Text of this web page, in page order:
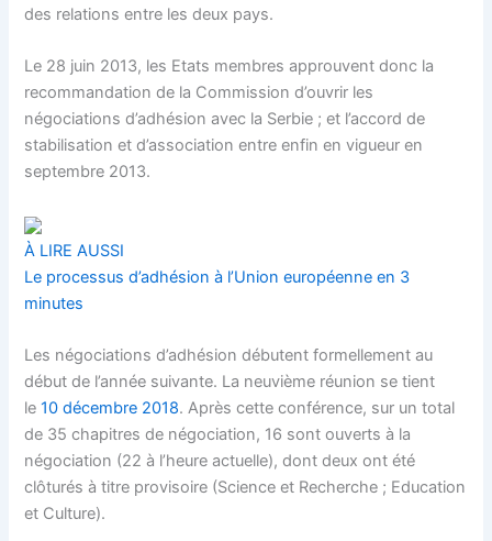
des relations entre les deux pays.
Le 28 juin 2013, les Etats membres approuvent donc la
recommandation de la Commission d’ouvrir les
négociations d’adhésion avec la Serbie ; et l’accord de
stabilisation et d’association entre enfin en vigueur en
septembre 2013.
À LIRE AUSSI
Le processus d’adhésion à l’Union européenne en 3
minutes
Les négociations d’adhésion débutent formellement au
début de l’année suivante. La neuvième réunion se tient
le10 décembre 2018. Après cette conférence, sur un total
de 35 chapitres de négociation, 16 sont ouverts à la
négociation (22 à l’heure actuelle), dont deux ont été
clôturés à titre provisoire (Science et Recherche ; Education
et Culture).